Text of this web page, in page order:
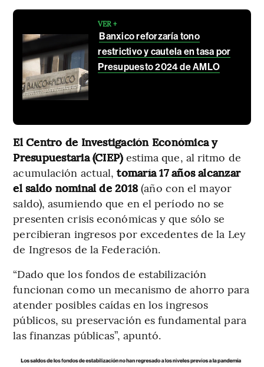
VER +
Banxico reforzaría tono
restrictivo y cautela en tasa por
Presupuesto 2024 de AMLO
El Centro de Investigación Económica y
Presupuestaria (CIEP)estima que, al ritmo de
acumulación actual,tomaría 17 años alcanzar
el saldo nominal de 2018 (año con el mayor
saldo), asumiendo que en el período no se
presenten crisis económicas y que sólo se
percibieran ingresos por excedentes de la Ley
de Ingresos de la Federación.
“Dado que los fondos de estabilización
funcionan como un mecanismo de ahorro para
atender posibles caídas en los ingresos
públicos, su preservación es fundamental para
las finanzas públicas”, apuntó.